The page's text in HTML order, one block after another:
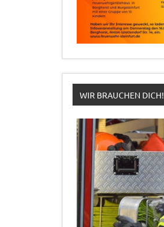
WIR BRAUCHEN DICH!